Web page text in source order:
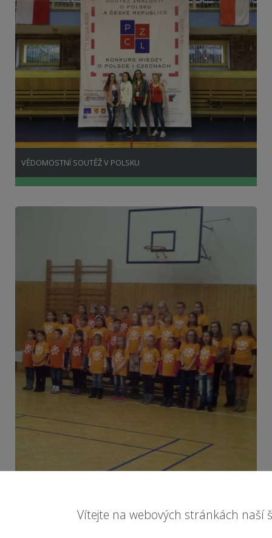
Vítejte na webových stránkách naší
VĚDOMOSTNÍ SOUTĚŽ V POLSKU